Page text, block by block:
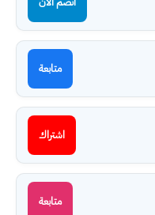
متابعة
اشتراك
متابعة